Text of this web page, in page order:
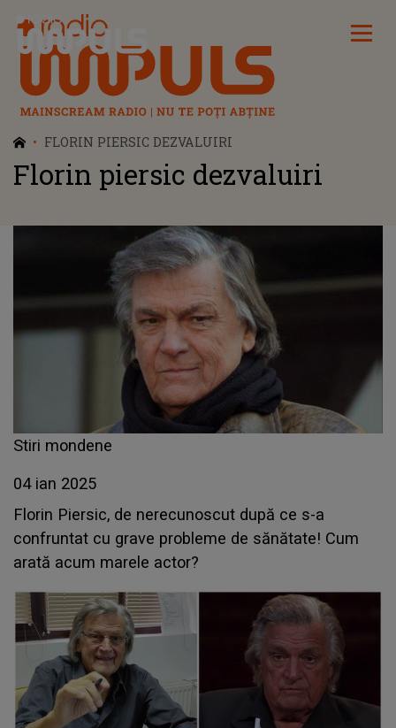
Radio Impuls
FLORIN PIERSIC DEZVALUIRI
Florin piersic dezvaluiri
Stiri mondene
04 ian 2025
Florin Piersic, de nerecunoscut după ce s-a
confruntat cu grave probleme de sănătate! Cum
arată acum marele actor?